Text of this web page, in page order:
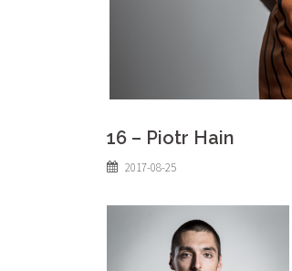
16 – Piotr Hain
2017-08-25